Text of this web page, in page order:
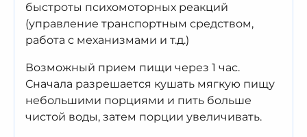
быстроты психомоторных реакций
(управление транспортным средством,
работа с механизмами и т.д.)
Возможный прием пищи через 1 час.
Сначала разрешается кушать мягкую пищу
небольшими порциями и пить больше
чистой воды, затем порции увеличивать.